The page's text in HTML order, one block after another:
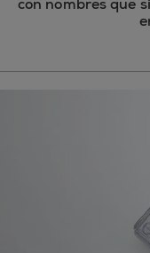
con nombres que